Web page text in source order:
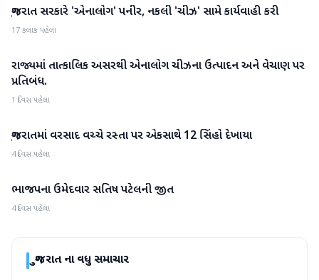
ગુજરાત ગુજરાત સરકારે 'એનાલોગ' પનીર, નકલી 'ચીઝ' સામે કાર્યવાહી કરી
17 કલાક પહેલા
ગુજરાત
રાજ્યમાં તાત્કાલિક અસરથી એનાલોગ ચીઝના ઉત્પાદન અને વેચાણ પર
પ્રતિબંધ.
1 દિવસ પહેલા
ગુજરાત
ગુજરાતમાં વરસાદ વચ્ચે રસ્તા પર એકસાથે 12 સિંહો દેખાયા
4 દિવસ પહેલા
ગુજરાત
ભાજપના ઉમેદવાર સતિષ પટેલની જીત
4 દિવસ પહેલા
ગુજરાતના વધુ સમાચાર